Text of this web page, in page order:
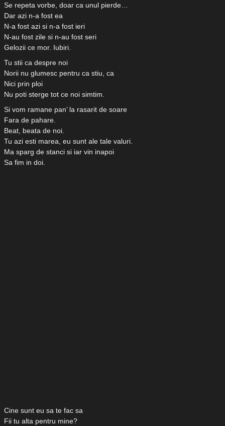
Se repeta vorbe, doar ca unul pierde…
Dar azi n-a fost ea
N-a fost azi si n-a fost ieri
N-au fost zile si n-au fost seri
Gelozii ce mor. Iubiri.
Tu stii ca despre noi
Norii nu glumesc pentru ca stiu, ca
Nici prin ploi
Nu poti sterge tot ce noi simtim.
Si vom ramane pan’ la rasarit de soare
Fara de pahare.
Beat, beata de noi.
Tu azi esti marea, eu sunt ale tale valuri.
Ma sparg de stanci si iar vin inapoi
Sa fim in doi.
Cine sunt eu sa te fac sa
Fii tu alta pentru mine?